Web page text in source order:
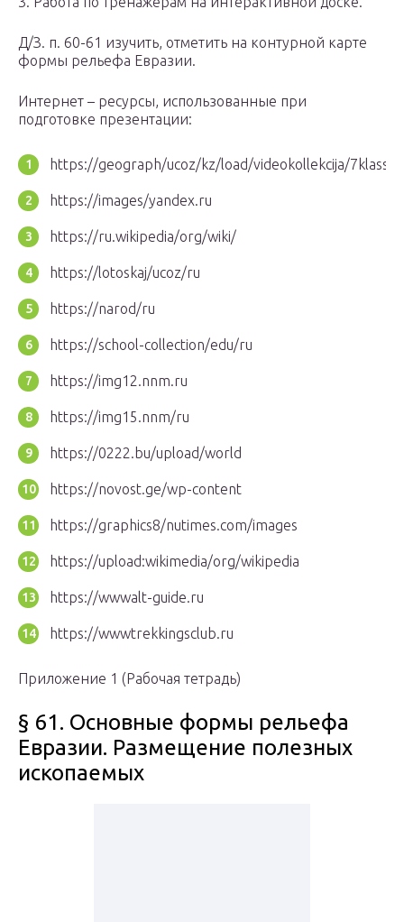
Д/З. п. 60-61 изучить, отметить на контурной карте
формы рельефа Евразии.
Интернет – ресурсы, использованные при
подготовке презентации:
https://geograph/ucoz/kz/load/videokollekcija/7klass.
https://images/yandex.ru
https://ru.wikipedia/org/wiki/
https://lotoskaj/ucoz/ru
https://narod/ru
https://school-collection/edu/ru
https://img12.nnm.ru
https://img15.nnm/ru
https://0222.bu/upload/world
https://novost.ge/wp-content
https://graphics8/nutimes.com/images
https://upload:wikimedia/org/wikipedia
https://wwwalt-guide.ru
https://wwwtrekkingsclub.ru
Приложение 1 (Рабочая тетрадь)
§ 61. Основные формы рельефа
Евразии. Размещение полезных
ископаемых